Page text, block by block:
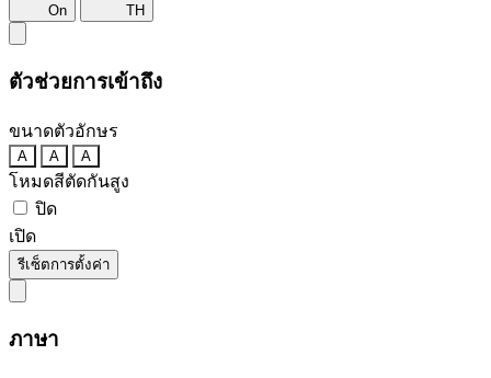
On TH
ตัวช่วยการเข้าถึง
ขนาดตัวอักษร
A A A
โหมดสีตัดกันสูง
ปิด
เปิด
รีเซ็ตการตั้งค่า
ภาษา